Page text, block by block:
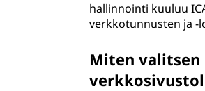
hallinnointi kuuluu
verkkotunnusten ja -
Miten